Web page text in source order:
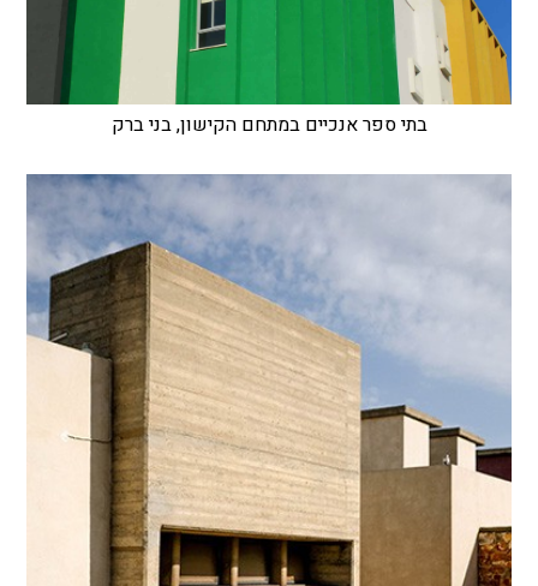
בתי ספר אנכיים במתחם הקישון, בני ברק